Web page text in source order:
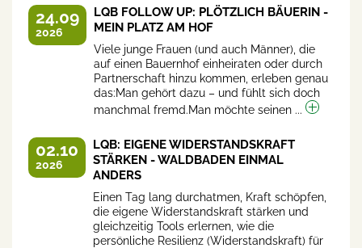
24.09
2026
LQB FOLLOW UP: PLÖTZLICH BÄUERIN -
MEIN PLATZ AM HOF
Viele junge Frauen (und auch Männer), die
auf einen Bauernhof einheiraten oder durch
Partnerschaft hinzu kommen, erleben genau
das:Man gehört dazu – und fühlt sich doch
manchmal fremd.Man möchte seinen ...
02.10
2026
LQB: EIGENE WIDERSTANDSKRAFT
STÄRKEN - WALDBADEN EINMAL
ANDERS
Einen Tag lang durchatmen, Kraft schöpfen,
die eigene Widerstandskraft stärken und
gleichzeitig Tools erlernen, wie die
persönliche Resilienz (Widerstandskraft) für